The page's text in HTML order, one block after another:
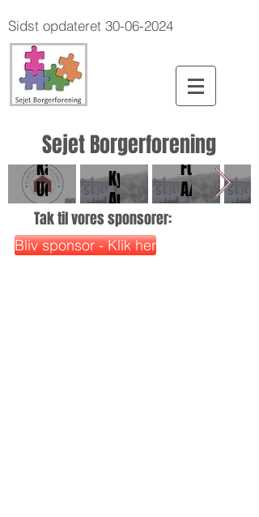
Sidst opdateret 30-06-2024
Sejet Borgerforening
Kærslund
Udlejning
Vestergaard
Kyllinger
ApS
Fuglsang
A/S
Tak til vores sponsorer:
Bliv sponsor - Klik her